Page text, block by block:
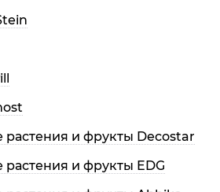
растения и фрукты Decostar
растения и фрукты EDG